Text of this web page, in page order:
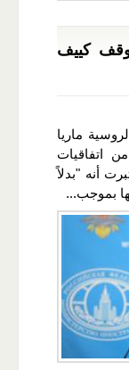
كييف
ماريا
اتفاقيات
أنه "بدلاً
بموجب...